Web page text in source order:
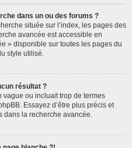
dans un ou des forums ?
située sur l’index, les pages des
avancée est accessible en
» disponible sur toutes les pages du
style utilisé.
résultat ?
vague ou incluait trop de termes
Essayez d’être plus précis et
dans la recherche avancée.